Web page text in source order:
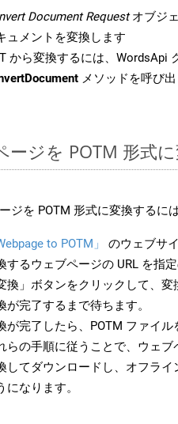
Document Requestオブジ
ュメントを変換します
から変換するには、WordsApi
メソッドを呼び
ージを POTM 形式
ジを POTM 形式に変換するに
to POTM」
のウェブサ
するウェブページの URL を指
換」ボタンをクリックして、変
が完了するまで待ちます。
が完了したら、POTM ファイル
らの手順に従うことで、ウェ
してダウンロードし、オフラ
になります。